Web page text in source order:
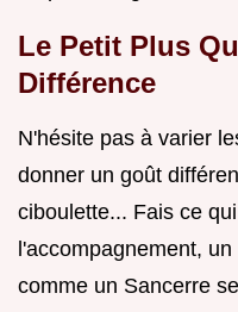
Le Petit Plus
Différence
N'hésite pas à varier
donner un goût
ciboulette... Fais ce
l'accompagnement,
comme un Sancerre